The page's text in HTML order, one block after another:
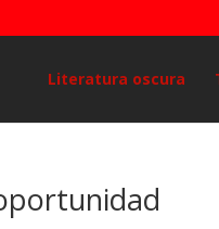
Literatura oscura